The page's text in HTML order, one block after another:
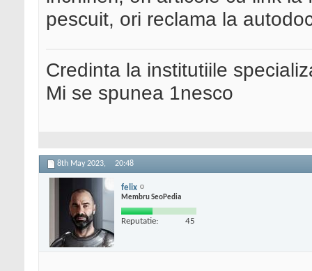
pescuit, ori reclama la
Credinta la institutiile
Mi se spunea 1nesco
8th May 2023, 20:48
felix
Membru SeoPedia
Reputatie: 45